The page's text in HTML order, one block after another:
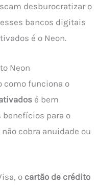
desburocratizar o
bancos digitais
é o Neon.
Neon
como funciona o
é bem
para o
cobra anuidade ou
o cartão de crédito